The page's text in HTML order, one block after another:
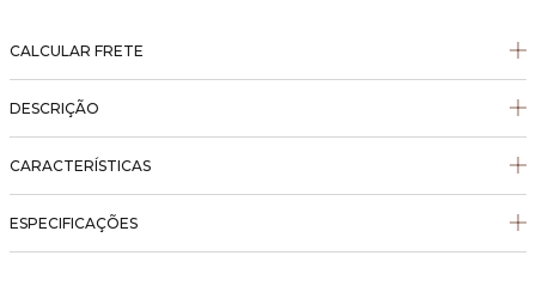
CALCULAR FRETE
DESCRIÇÃO
CARACTERÍSTICAS
ESPECIFICAÇÕES